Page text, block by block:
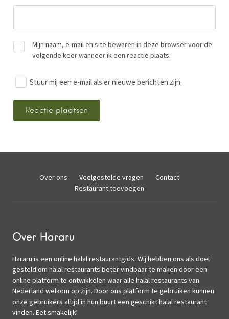
Mijn naam, e-mail en site bewaren in deze browser voor de
volgende keer wanneer ik een reactie plaats.
Stuur mij een e-mail als er nieuwe berichten zijn.
Over ons Veelgestelde vragen
Contact
Restaurant toevoegen
Over Hararu
Hararu is een online halal restaurantgids. Wij hebben ons als doel
gesteld om halal restaurants beter vindbaar te maken door een
online platform te ontwikkelen waar alle halal restaurants van
Nederland welkom op zijn. Door ons platform te gebruiken kunnen
onze gebruikers altijd in hun buurt een geschikt halal restaurant
vinden. Eet smakelijk!